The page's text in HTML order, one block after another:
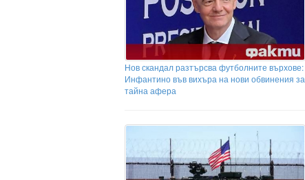
Нов скандал разтърсва футболните върхове:
Инфантино във вихъра на нови обвинения за
тайна афера